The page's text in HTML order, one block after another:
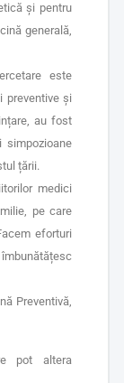
și pentru
generală,
este
preventive și
au fost
simpozioane
țării.
medici
pe care
eforturi
Preventivă,
pot altera